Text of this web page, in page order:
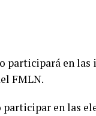
participará en las
FMLN.
en las